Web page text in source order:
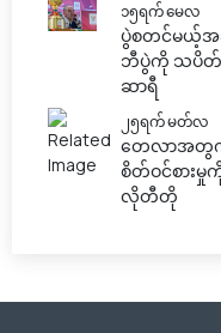
၁၅ရက် မေလ
ပွဲစတင်မယ့်အခ
ဘီပွဲကို သပိတ်
ဆာရီ
၂၅ရက် မတ်လ
တေလာအတွက်
စိတ်ဝင်စား
လိုတီတို